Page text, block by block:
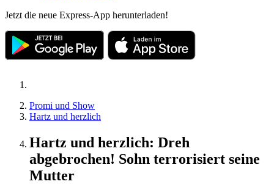
Jetzt die neue Express-App herunterladen!
Promi und Show
Hartz und herzlich
Hartz und herzlich: Dreh
abgebrochen! Sohn terrorisiert seine
Mutter